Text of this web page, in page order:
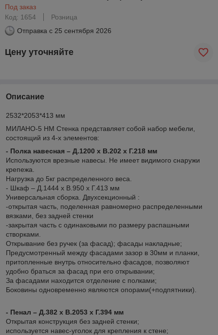
Под заказ
Код: 1654
Розница
Отправка с 25 сентября 2026
Цену уточняйте
Описание
2532*2053*413 мм
МИЛАНО-5 НМ Стенка представляет собой набор мебели,
состоящий из 4-х элементов:
- Полка навесная – Д.1200 х В.202 х Г.218 мм
Используются врезные навесы. Не имеет видимого снаружи
крепежа.
Нагрузка до 5кг распределенного веса.
- Шкаф – Д.1444 х В.950 х Г.413 мм
Универсальная сборка. Двухсекционный :
-открытая часть, поделенная равномерно распределенными
вязками, без задней стенки
-закрытая часть с одинаковыми по размеру распашными
створками.
Открывание без ручек (за фасад); фасады накладные;
Предусмотренный между фасадами зазор в 30мм и планки,
притопленные внутрь относительно фасадов, позволяют
удобно браться за фасад при его открывании;
За фасадами находится отделение с полками;
Боковины одновременно являются опорами(+подпятники).
- Пенал – Д.382 х В.2053 х Г.394 мм
Открытая конструкция без задней стенки;
используется навес-уголок для крепления к стене;